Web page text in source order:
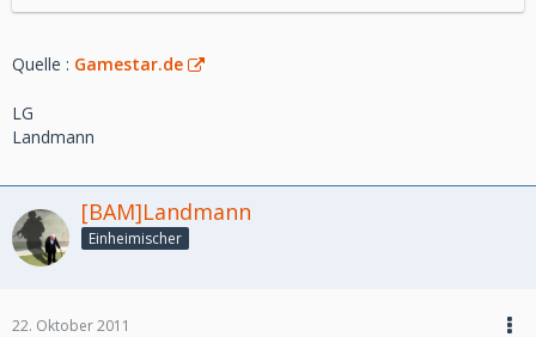
Quelle : Gamestar.de
LG
Landmann
[BAM]Landmann
Einheimischer
22. Oktober 2011